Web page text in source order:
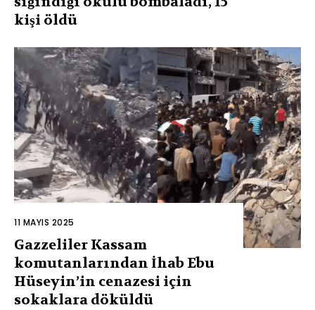
kişi öldü
11 MAYIS 2025
Gazzeliler Kassam
komutanlarından İhab Ebu
Hüseyin’in cenazesi için
sokaklara döküldü